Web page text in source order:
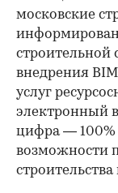
московские
строительной
внедрения
услуг
электронный
цифра — 100%
возможности